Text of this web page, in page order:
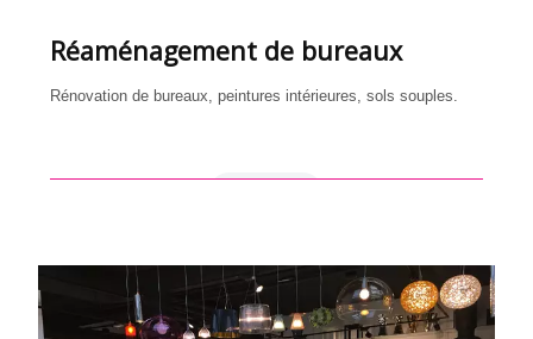
Réaménagement de bureaux
Rénovation de bureaux, peintures intérieures, sols souples.